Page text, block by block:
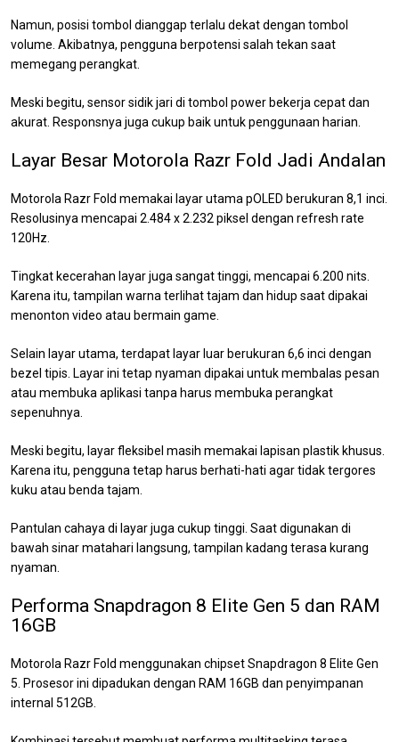
Namun, posisi tombol dianggap terlalu dekat dengan tombol
volume. Akibatnya, pengguna berpotensi salah tekan saat
memegang perangkat.
Meski begitu, sensor sidik jari di tombol power bekerja cepat dan
akurat. Responsnya juga cukup baik untuk penggunaan harian.
Layar Besar Motorola Razr Fold Jadi Andalan
Motorola Razr Fold memakai layar utama pOLED berukuran 8,1 inci.
Resolusinya mencapai 2.484 x 2.232 piksel dengan refresh rate
120Hz.
Tingkat kecerahan layar juga sangat tinggi, mencapai 6.200 nits.
Karena itu, tampilan warna terlihat tajam dan hidup saat dipakai
menonton video atau bermain game.
Selain layar utama, terdapat layar luar berukuran 6,6 inci dengan
bezel tipis. Layar ini tetap nyaman dipakai untuk membalas pesan
atau membuka aplikasi tanpa harus membuka perangkat
sepenuhnya.
Meski begitu, layar fleksibel masih memakai lapisan plastik khusus.
Karena itu, pengguna tetap harus berhati-hati agar tidak tergores
kuku atau benda tajam.
Pantulan cahaya di layar juga cukup tinggi. Saat digunakan di
bawah sinar matahari langsung, tampilan kadang terasa kurang
nyaman.
Performa Snapdragon 8 Elite Gen 5 dan RAM
16GB
Motorola Razr Fold menggunakan chipset Snapdragon 8 Elite Gen
5. Prosesor ini dipadukan dengan RAM 16GB dan penyimpanan
internal 512GB.